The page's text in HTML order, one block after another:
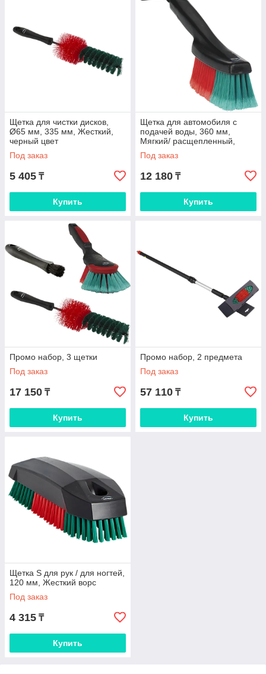
Щетка для чистки дисков,
Ø65 мм, 335 мм, Жесткий,
черный цвет
Под заказ
5 405 ₸
Купить
Щетка для автомобиля с
подачей воды, 360 мм,
Мягкий/ расщепленный,
черный цвет
Под заказ
12 180 ₸
Купить
Промо набор, 3 щетки
Под заказ
17 150 ₸
Купить
Промо набор, 2 предмета
Под заказ
57 110 ₸
Купить
Щетка S для рук / для ногтей,
120 мм, Жесткий ворс
Под заказ
4 315 ₸
Купить